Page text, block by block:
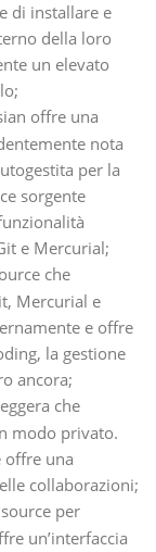
di installare e
della loro
un elevato
offre una
nota
per la
sorgente
e Mercurial;
che
Mercurial e
e offre
la gestione
ancora;
che
modo privato.
offre una
collaborazioni;
per
un’interfaccia